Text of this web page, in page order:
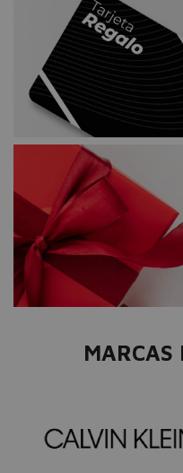
MARCAS